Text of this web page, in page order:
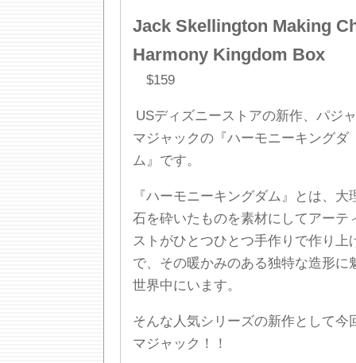
Jack Skellington Making
Harmony Kingdom Box
$159
USディズニーストアの新作、パジャ
マジャックの『ハーモニーキングダ
ム』です。
『ハーモニーキングダム』とは、大
石を砕いたものを素材にしてアーテ
ストがひとつひとつ手作りで作り上
で、その暖かみのある独特な造形に
世界中にいます。
そんな人気シリーズの新作として今
マジャック！！